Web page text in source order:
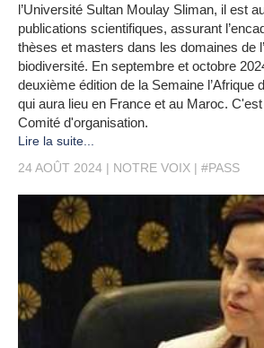
l’Université Sultan Moulay Sliman, il est
publications scientifiques, assurant
thèses et masters dans les domaines de
biodiversité. En septembre et octobre
deuxième édition de la Semaine l’Afrique
qui aura lieu en France et au Maroc.​​​​​​​
Comité d'organisation.
Lire la suite...
24 AOÛT 2024
NOTRE VOIX #PASS